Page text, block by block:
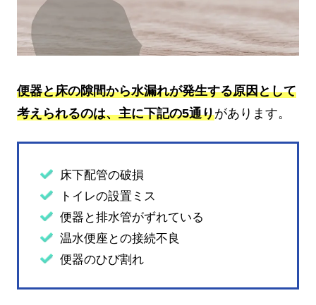
便器と床の隙間から水漏れが発生する原因として
考えられるのは、主に下記の5通りがあります。
床下配管の破損
トイレの設置ミス
便器と排水管がずれている
温水便座との接続不良
便器のひび割れ